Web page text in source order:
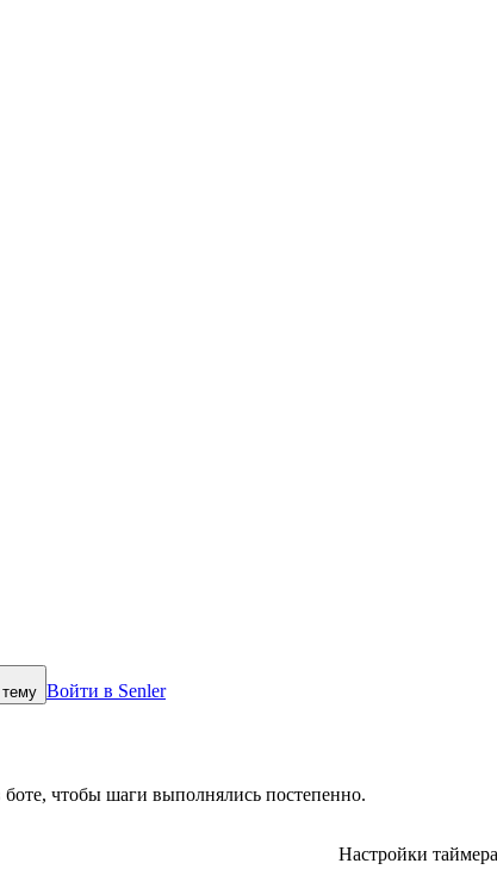
Войти в Senler
чтобы шаги выполнялись постепенно.
Настройки